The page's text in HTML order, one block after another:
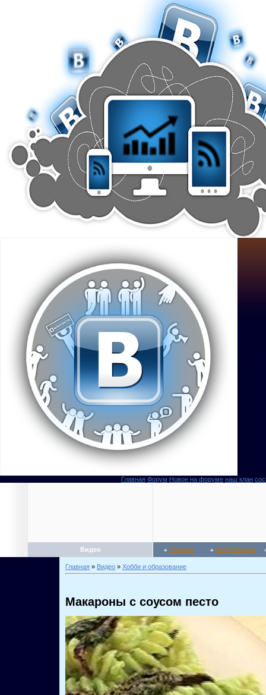
Главная Форум Новое на форуме наш клан
Видео Главная Мой профиль
Главная » Видео » Хобби и образование
Макароны с соусом песто